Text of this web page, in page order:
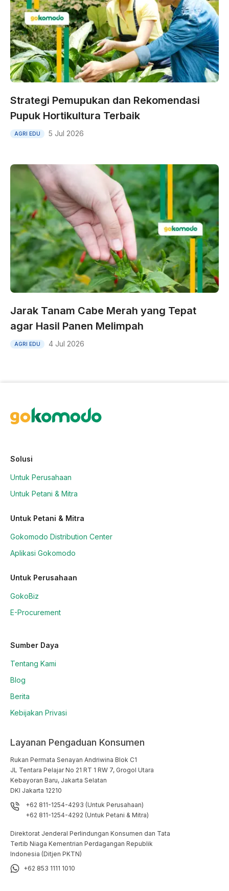
Strategi Pemupukan dan Rekomendasi
Pupuk Hortikultura Terbaik
AGRI EDU 5 Jul 2026
Jarak Tanam Cabe Merah yang Tepat
agar Hasil Panen Melimpah
AGRI EDU 4 Jul 2026
Solusi
Untuk Perusahaan
Untuk Petani & Mitra
Untuk Petani & Mitra
Gokomodo Distribution Center
Aplikasi Gokomodo
Untuk Perusahaan
GokoBiz
E-Procurement
Sumber Daya
Tentang Kami
Blog
Berita
Kebijakan Privasi
Layanan Pengaduan Konsumen
Rukan Permata Senayan Andriwina Blok C1
JL Tentara Pelajar No 21 RT 1 RW 7, Grogol Utara
Kebayoran Baru, Jakarta Selatan
DKI Jakarta 12210
+62 811-1254-4293 (Untuk Perusahaan)
+62 811-1254-4292 (Untuk Petani & Mitra)
Direktorat Jenderal Perlindungan Konsumen dan Tata
Tertib Niaga Kementrian Perdagangan Republik
Indonesia (Ditjen PKTN)
+62 853 1111 1010